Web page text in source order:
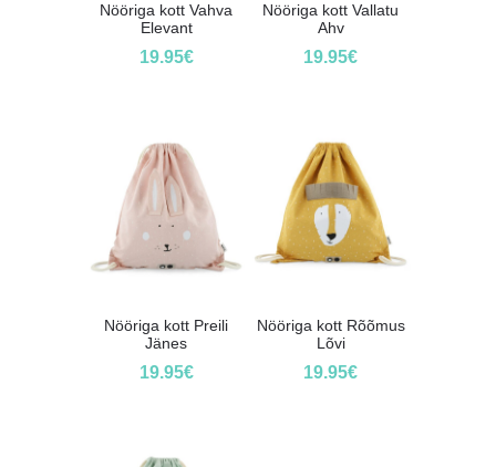
Nööriga kott Vahva
Elevant
19.95€
Nööriga kott Vallatu
Ahv
19.95€
Nööriga kott Preili
Jänes
19.95€
Nööriga kott Rõõmus
Lõvi
19.95€